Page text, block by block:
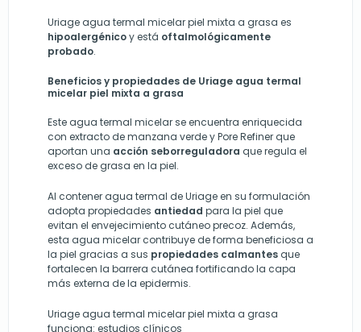
Uriage agua termal micelar piel mixta a grasa es
hipoalergénicoy está oftalmológicamente
probado.
Beneficios y propiedades de Uriage agua termal
micelar piel mixta a grasa
Este agua termal micelar se encuentra enriquecida
con extracto de manzana verde y Pore Refiner que
aportan una acción seborreguladora que regula el
exceso de grasa en la piel.
Al contener agua termal de Uriage en su formulación
adopta propiedades antiedad para la piel que
evitan el envejecimiento cutáneo precoz. Además,
esta agua micelar contribuye de forma beneficiosa a
la piel gracias a sus propiedades calmantes que
fortalecen la barrera cutánea fortificando la capa
más externa de la epidermis.
Uriage agua termal micelar piel mixta a grasa
funciona: estudios clínicos